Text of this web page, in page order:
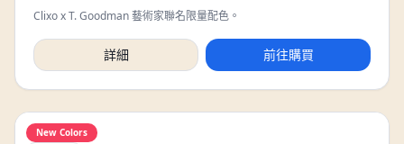
Clixo x T. Goodman 藝術家聯名限量配色。
詳細 前往購買
New Colors